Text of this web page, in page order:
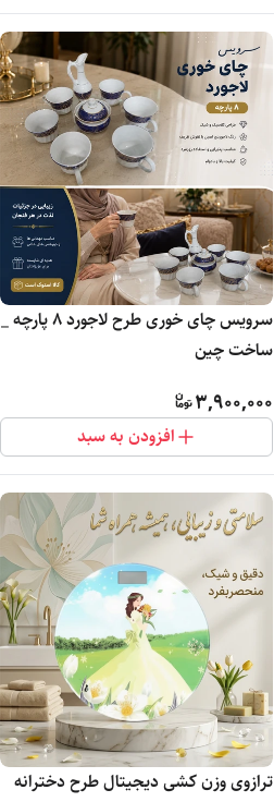
سرویس چای خوری طرح لاجورد ۸ پارچه _
ساخت چین
3,900,000
افزودن به سبد
ترازوی وزن کشی دیجیتال طرح دخترانه